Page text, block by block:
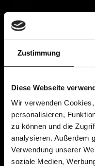
Zustimmung
Diese Webseite
Wir verwenden
personalisieren,
zu können und die
analysieren. Außerdem
Verwendung unserer
soziale Medien,